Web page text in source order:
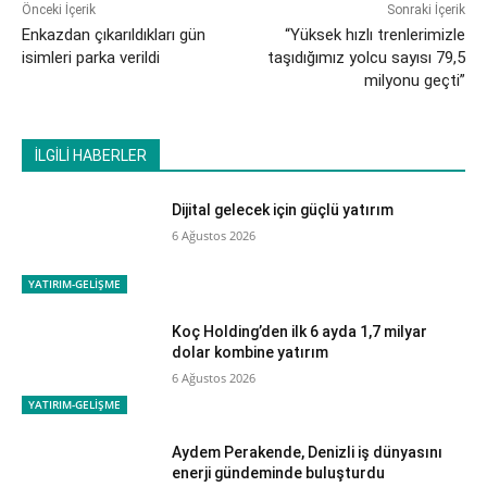
Önceki İçerik
Enkazdan çıkarıldıkları gün
isimleri parka verildi
Sonraki İçerik
“Yüksek hızlı trenlerimizle
taşıdığımız yolcu sayısı 79,5
milyonu geçti”
İLGİLİ HABERLER
YATIRIM-GELİŞME
Dijital gelecek için güçlü yatırım
6 Ağustos 2026
YATIRIM-GELİŞME
Koç Holding’den ilk 6 ayda 1,7 milyar
dolar kombine yatırım
6 Ağustos 2026
Aydem Perakende, Denizli iş dünyasını
enerji gündeminde buluşturdu